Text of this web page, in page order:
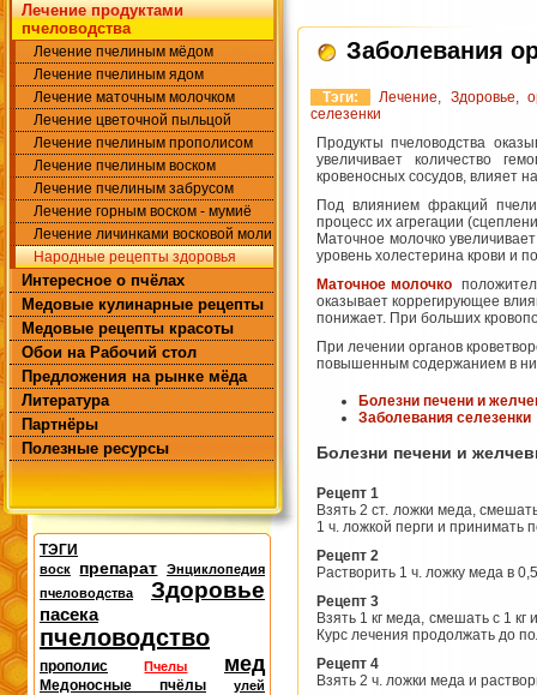
Лечение продуктами
пчеловодства
Лечение пчелиным мёдом
Лечение пчелиным ядом
Лечение маточным молочком
Лечение цветочной пыльцой
Лечение пчелиным прополисом
Лечение пчелиным воском
Лечение пчелиным забрусом
Лечение горным воском - мумиё
Лечение личинками восковой моли
Народные рецепты здоровья
Интересное о пчёлах
Медовые кулинарные рецепты
Медовые рецепты красоты
Обои на Рабочий стол
Предложения на рынке мёда
Литература
Партнёры
Полезные ресурсы
ТЭГИ
воск препарат
Энциклопедия
пчеловодства
Здоровье
пасека
пчеловодство
прополис Пчелы мед
Медоносные пчёлы улей
Заболевания
Тэги: Лечение, Здоровье,
селезенки
Продукты пчеловодства
увеличивает коли­чество
кровеносных сосудов, влияет
Под влиянием фракций
процесс их агрегации
Маточное молочко
уровень холес­терина крови и
Маточное молочко
оказывает коррегирующее
понижает. При больших
При лечении органов
повышенным со­держанием в
Болезни печени и
Заболевания селезенки
Болезни печени и
Рецепт 1
Взять 2 ст. ложки меда,
1 ч. ложкой перги и принимать
Рецепт 2
Растворить 1 ч. ложку меда в
Рецепт 3
Взять 1 кг меда, смешать с 1
Курс лечения про­должать до
Рецепт 4
Взять 2 ч. ложки меда и